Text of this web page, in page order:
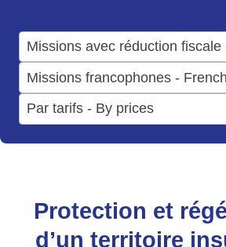
result
available
result
available
Par tarifs - By prices
results
available
Protection et
d’un territoire